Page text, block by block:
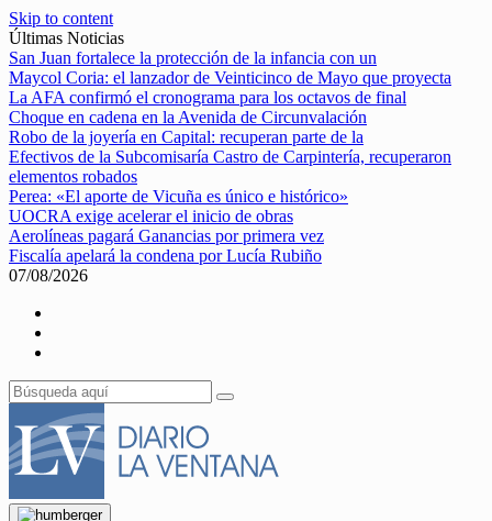
Skip to content
Últimas Noticias
San Juan fortalece la protección de la infancia con un
Maycol Coria: el lanzador de Veinticinco de Mayo que proyecta
La AFA confirmó el cronograma para los octavos de final
Choque en cadena en la Avenida de Circunvalación
Robo de la joyería en Capital: recuperan parte de la
Efectivos de la Subcomisaría Castro de Carpintería, recuperaron
elementos robados
Perea: «El aporte de Vicuña es único e histórico»
UOCRA exige acelerar el inicio de obras
Aerolíneas pagará Ganancias por primera vez
Fiscalía apelará la condena por Lucía Rubiño
07/08/2026